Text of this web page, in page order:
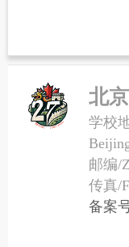
北
学校
邮编/
传真/
备案